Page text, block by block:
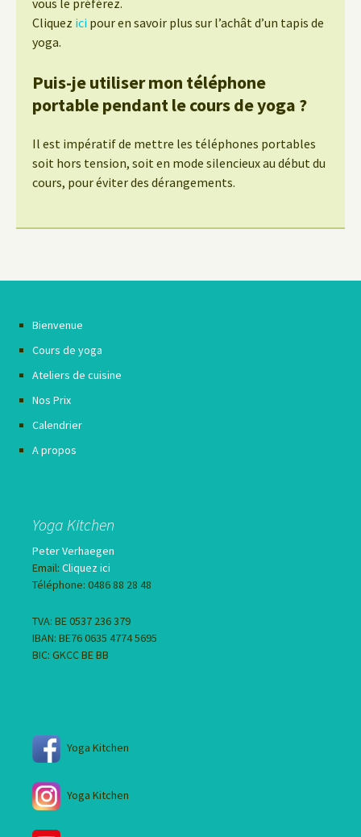
Cliquez ici pour en savoir plus sur l’achât d’un tapis de
yoga.
Puis-je utiliser mon téléphone
portable pendant le cours de yoga ?
Il est impératif de mettre les téléphones portables
soit hors tension, soit en mode silencieux au début du
cours, pour éviter des dérangements.
Bienvenue
Cours de yoga
Ateliers de cuisine
Nos Prix
Calendrier
A propos
Yoga Kitchen
Peter Verhaegen
Email: Cliquez ici
Téléphone: 0486 88 28 48
TVA: BE 0537 236 379
IBAN: BE76 0635 4774 5695
BIC: GKCC BE BB
Yoga Kitchen
Yoga Kitchen